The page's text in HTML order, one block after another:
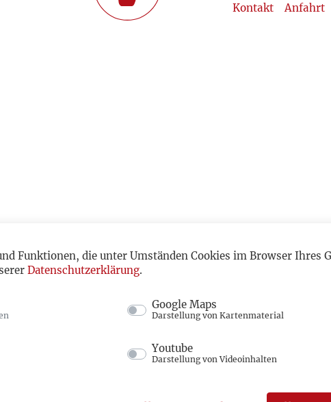
Kontakt Anfahrt
Funktionen, die unter Umständen Cookies im Browser Ihres
Datenschutzerklärung.
Google Maps
Darstellung von Kartenmaterial
Youtube
Darstellung von Videoinhalten